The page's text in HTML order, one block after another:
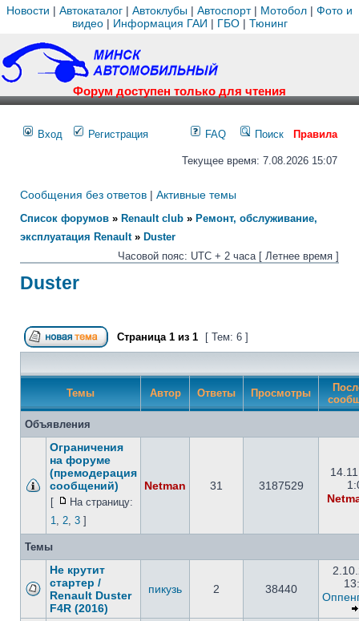
Новости | Автокаталог | Автоклубы | Автоспорт| Мотобол | Фото и
видео| Информация ГАИ | ГБО| Тюнинг
Форум доступен только для чтения
Вход Регистрация FAQ Поиск Правила
Текущее время: 7.08.2026 15:07
Сообщения без ответов | Активные темы
Список форумов » Renault club » Ремонт, обслуживание,
эксплуатация Renault» Duster
Часовой пояс: UTC + 2 часа [ Летнее время ]
Duster
Страница 1 из 1 [ Тем: 6 ]
Темы Автор Ответы Просмотры
Объявления
Ограничения
на форуме
(премодерация
сообщений)
[
На страницу:
1, 2, 3 ]
Netman 31 3187529
Темы
Не крутит
стартер /
Renault Duster
F4R (2016)
пикузь 2 38440